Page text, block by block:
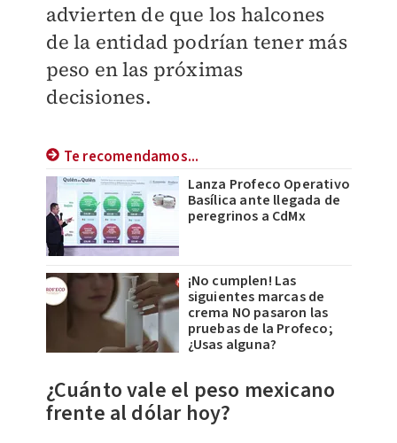
advierten de que los halcones
de la entidad podrían tener más
peso en las próximas
decisiones.
Te recomendamos...
Lanza Profeco Operativo
Basílica ante llegada de
peregrinos a CdMx
¡No cumplen! Las
siguientes marcas de
crema NO pasaron las
pruebas de la Profeco;
¿Usas alguna?
¿Cuánto vale el peso mexicano
frente al dólar hoy?